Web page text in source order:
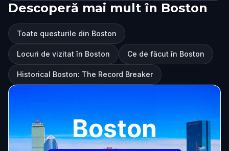
Descoperă mai mult în Boston
Toate questurile din Boston
Locuri de vizitat în Boston Ce de făcut în Boston
Historical Boston: The Record Breaker
Boston